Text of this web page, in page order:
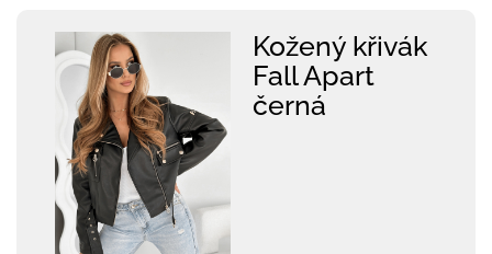
Kožený křivák
Fall Apart
černá